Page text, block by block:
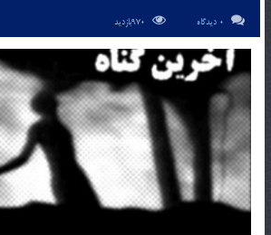
0 دیدگاه